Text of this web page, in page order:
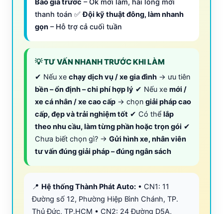
Báo giá trước – Ok mới làm, hài lòng mới
thanh toán ✅Đội kỹ thuật đông, làm nhanh
gọn – Hỗ trợ cả cuối tuần
💡 TƯ VẤN NHANH TRƯỚC KHI LÀM
✔ Nếu xe chạy dịch vụ / xe gia đình → ưu tiên
bền – ổn định – chi phí hợp lý ✔ Nếu xe mới /
xe cá nhân / xe cao cấp → chọn giải pháp cao
cấp, đẹp và trải nghiệm tốt ✔ Có thể lắp
theo nhu cầu, làm từng phần hoặc trọn gói ✔
Chưa biết chọn gì? → Gửi hình xe, nhân viên
tư vấn đúng giải pháp – đúng ngân sách
📍 Hệ thống Thành Phát Auto: • CN1: 11
Đường số 12, Phường Hiệp Bình Chánh, TP.
Thủ Đức, TP.HCM • CN2: 24 Đường D5A,